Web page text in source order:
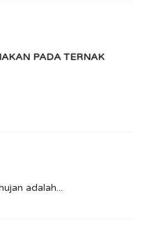
PADA TERNAK
adalah...